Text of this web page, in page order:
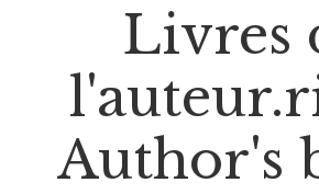
Livres
Author's